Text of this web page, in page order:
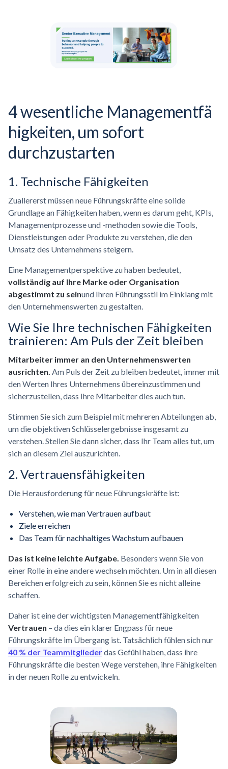
4 wesentliche Managementfä
higkeiten, um sofort
durchzustarten
1. Technische Fähigkeiten
Zuallererst müssen neue Führungskräfte eine solide
Grundlage an Fähigkeiten haben, wenn es darum geht, KPIs,
Managementprozesse und -methoden sowie die Tools,
Dienstleistungen oder Produkte zu verstehen, die den
Umsatz des Unternehmens steigern.
Eine Managementperspektive zu haben bedeutet,
vollständig auf Ihre Marke oder Organisation
abgestimmt zu seinund Ihren Führungsstil im Einklang mit
den Unternehmenswerten zu gestalten.
Wie Sie Ihre technischen Fähigkeiten
trainieren: Am Puls der Zeit bleiben
Mitarbeiter immer an den Unternehmenswerten
ausrichten. Am Puls der Zeit zu bleiben bedeutet, immer mit
den Werten Ihres Unternehmens übereinzustimmen und
sicherzustellen, dass Ihre Mitarbeiter dies auch tun.
Stimmen Sie sich zum Beispiel mit mehreren Abteilungen ab,
um die objektiven Schlüsselergebnisse insgesamt zu
verstehen. Stellen Sie dann sicher, dass Ihr Team alles tut, um
sich an diesem Ziel auszurichten.
2. Vertrauensfähigkeiten
Die Herausforderung für neue Führungskräfte ist:
Verstehen, wie man Vertrauen aufbaut
Ziele erreichen
Das Team für nachhaltiges Wachstum aufbauen
Das ist keine leichte Aufgabe. Besonders wenn Sie von
einer Rolle in eine andere wechseln möchten. Um in all diesen
Bereichen erfolgreich zu sein, können Sie es nicht alleine
schaffen.
Daher ist eine der wichtigsten Managementfähigkeiten
Vertrauen – da dies ein klarer Engpass für neue
Führungskräfte im Übergang ist. Tatsächlich fühlen sich nur
40 % der Teammitgliederdas Gefühl haben, dass ihre
Führungskräfte die besten Wege verstehen, ihre Fähigkeiten
in der neuen Rolle zu entwickeln.